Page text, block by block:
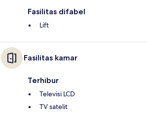
Fasilitas difabel
Lift
Fasilitas kamar
Terhibur
Televisi LCD
TV satelit